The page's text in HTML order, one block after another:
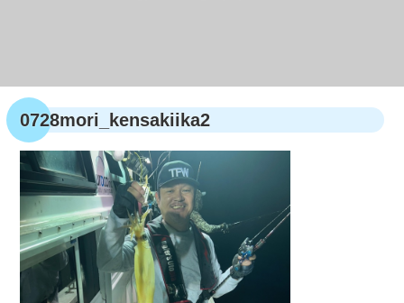
0728mori_kensakiika2